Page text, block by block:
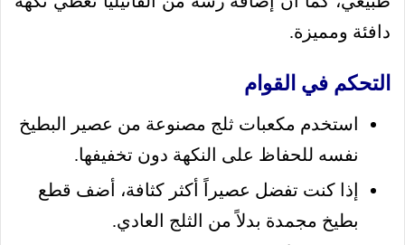
دافئة ومميزة.
التحكم في القوام
استخدم مكعبات ثلج مصنوعة من عصير البطيخ
نفسه للحفاظ على النكهة دون تخفيفها.
إذا كنت تفضل عصيراً أكثر كثافة، أضف قطع
بطيخ مجمدة بدلاً من الثلج العادي.